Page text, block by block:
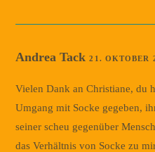
Andrea Tack21. OKTOBER
Vielen Dank an Christiane, du
Umgang mit Socke gegeben,
seiner scheu gegenüber
das Verhältnis von Socke zu